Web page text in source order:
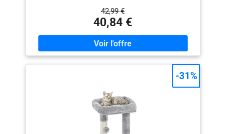
suspendue。Une grotte confortable et des plateformes
d'observation constituent l'endroit idéal pour se reposer,
se détendre et jouer. 【7 Griffoirs pour chats en sisal
naturel】Ce griffoir aux colonnes épaisses entièrement
enveloppées de sisal offre à votre chat beaucoup
d'espace pour aiguiser ses griffes et garder ses ongles
sains, libère la nature grattante du chat et protège vos
chats】2 taquins suspendus pour ajouter un plaisir
supplémentaire à votre chat. Si vous le souhaitez, vous
pouvez les remplacer par les jouets interactifs préférés
de votre chat. 【Structure robuste et stable】Une
structure multiplateforme solide conçue
42,99 €
40,84 €
-31%